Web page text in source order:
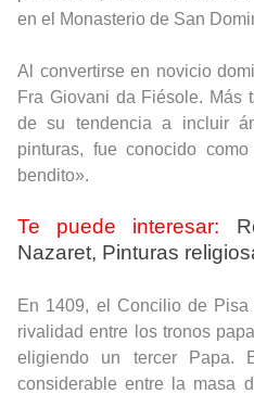
en el Monasterio de San
Al convertirse en novicio
Fra Giovani da Fiésole. Más
de su tendencia a incluir
pinturas, fue conocido
bendito».
Te puede interesar:
Nazaret, Pinturas
En 1409, el Concilio de
rivalidad entre los tronos
eligiendo un tercer Papa.
considerable entre la masa